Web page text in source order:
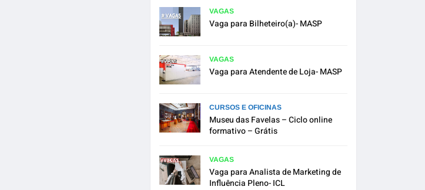
VAGAS
Vaga para Bilheteiro(a)- MASP
VAGAS
Vaga para Atendente de Loja- MASP
CURSOS E OFICINAS
Museu das Favelas – Ciclo online
formativo – Grátis
VAGAS
Vaga para Analista de Marketing de
Influência Pleno- ICL